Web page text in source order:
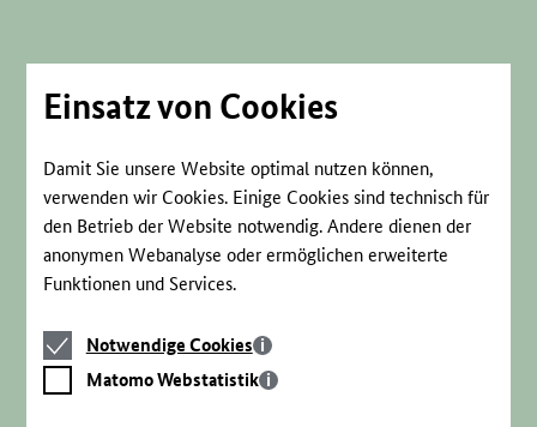
Einsatz von Cookies
Damit Sie unsere Website optimal nutzen können,
verwenden wir Cookies. Einige Cookies sind technisch für
den Betrieb der Website notwendig. Andere dienen der
anonymen Webanalyse oder ermöglichen erweiterte
Funktionen und Services.
Notwendige
Cookies
Notwendige Cookies
Matomo
Webstatistik
Matomo Webstatistik